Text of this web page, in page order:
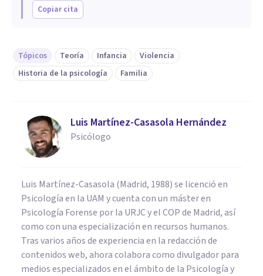
Copiar cita
Tópicos Teoría Infancia
Violencia
Historia de la psicología
Familia
Luis Martínez-Casasola Hernández
Psicólogo
Luis Martínez-Casasola (Madrid, 1988) se licenció en
Psicología en la UAM y cuenta con un máster en
Psicología Forense por la URJC y el COP de Madrid, así
como con una especialización en recursos humanos.
Tras varios años de experiencia en la redacción de
contenidos web, ahora colabora como divulgador para
medios especializados en el ámbito de la Psicología y